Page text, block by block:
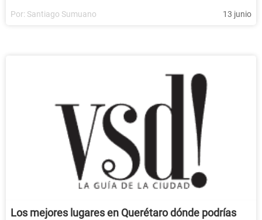
Por: Santiago Sumuano 13 junio
Los mejores lugares en Querétaro dónde podrías